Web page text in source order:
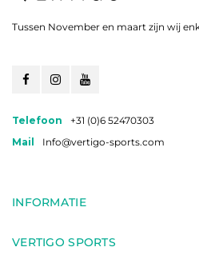
Tussen November en maart zijn wij
Telefoon
+31 (0)6 52470303
Mail
Info@vertigo-sports.com
INFORMATIE
VERTIGO SPORTS